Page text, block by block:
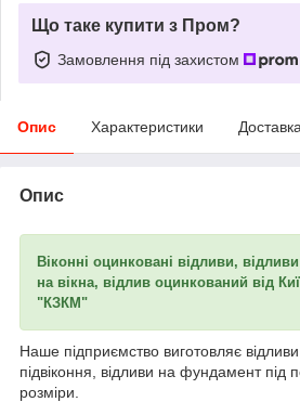
Що таке купити з Пром?
Замовлення під захистом
Опис Характеристики Доставка
Опис
Віконні оцинковані відливи,
на вікна, відлив оцинкований від
"КЗКМ"
Наше підприємство виготовляє
підвіконня, відливи на фундамент під
розміри.